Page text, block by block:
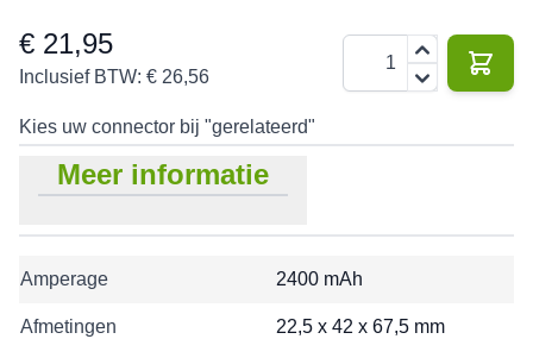
€ 21,95
Inclusief BTW: € 26,56
Kies uw connector bij "gerelateerd"
Meer informatie
Amperage 2400 mAh
Afmetingen 22,5 x 42 x 67,5 mm